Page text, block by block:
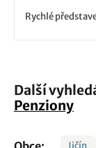
Rychlé
Další
Penziony